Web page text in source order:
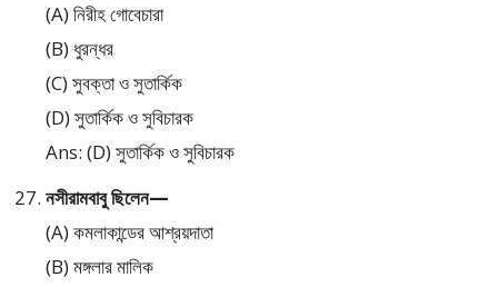
(A) নিরীহ গোবেচারা
(B) ধুরন্ধর
(C) সুবক্তা ও সুতার্কিক
(D) সুতার্কিক ও সুবিচারক
Ans: (D) সুতার্কিক ও সুবিচারক
নসীরামবাবু ছিলেন—
(A) কমলাকান্ডের আশ্রয়দাতা
(B) মঙ্গলার মালিক